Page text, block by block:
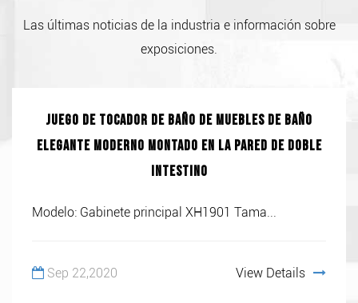
Las últimas noticias de la industria e información sobre
exposiciones.
Juego de tocador de baño de muebles de baño
elegante moderno montado en la pared de doble
intestino
Modelo: Gabinete principal XH1901 Tama...
Sep 22,2020 View Details